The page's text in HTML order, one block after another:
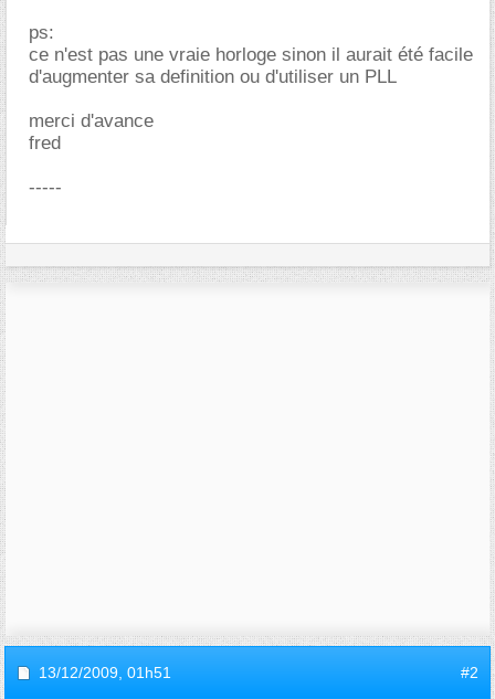
ps:
ce n'est pas une vraie horloge sinon il aurait été facile
d'augmenter sa definition ou d'utiliser un PLL
merci d'avance
fred
-----
13/12/2009, 01h51 #2